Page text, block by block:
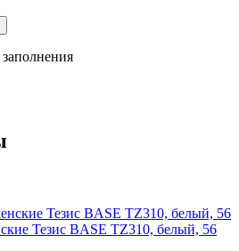
Тезис BASE TZ310, белый, 56